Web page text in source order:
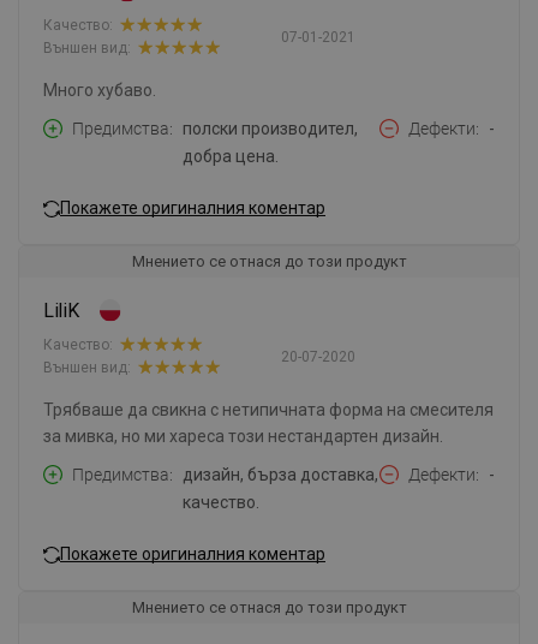
07-01-2021
Качество:
Външен вид:
Много хубаво.
Предимства
полски производител,
добра цена.
Дефекти -
Покажете оригиналния коментар
Мнението се отнася до този продукт
LiliK
20-07-2020
Качество:
Външен вид:
Трябваше да свикна с нетипичната форма на смесителя
за мивка, но ми хареса този нестандартен дизайн.
Предимства
дизайн, бърза доставка,
качество.
Дефекти -
Покажете оригиналния коментар
Мнението се отнася до този продукт